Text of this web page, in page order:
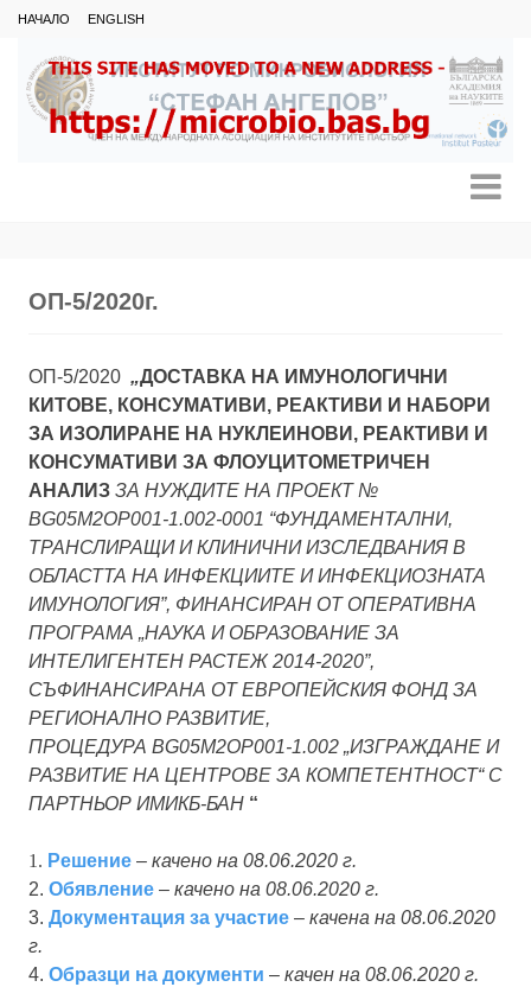
НАЧАЛО ENGLISH
ОП-5/2020г.
ОП-5/2020 „ДОСТАВКА НА ИМУНОЛОГИЧНИ
КИТОВЕ, КОНСУМАТИВИ, РЕАКТИВИ И НАБОРИ
ЗА ИЗОЛИРАНЕ НА НУКЛЕИНОВИ, РЕАКТИВИ И
КОНСУМАТИВИ ЗА ФЛОУЦИТОМЕТРИЧЕН
АНАЛИЗ ЗА НУЖДИТЕ НА ПРОЕКТ №
BG05M2OP001-1.002-0001 “ФУНДАМЕНТАЛНИ,
ТРАНСЛИРАЩИ И КЛИНИЧНИ ИЗСЛЕДВАНИЯ В
ОБЛАСТТА НА ИНФЕКЦИИТЕ И ИНФЕКЦИОЗНАТА
ИМУНОЛОГИЯ”, ФИНАНСИРАН ОТ ОПЕРАТИВНА
ПРОГРАМА „НАУКА И ОБРАЗОВАНИЕ ЗА
ИНТЕЛИГЕНТЕН РАСТЕЖ 2014-2020”,
СЪФИНАНСИРАНА ОТ ЕВРОПЕЙСКИЯ ФОНД ЗА
РЕГИОНАЛНО РАЗВИТИЕ,
ПРОЦЕДУРА BG05M2OP001-1.002 „ИЗГРАЖДАНЕ И
РАЗВИТИЕ НА ЦЕНТРОВЕ ЗА КОМПЕТЕНТНОСТ“ С
ПАРТНЬОР ИМИКБ-БАН “
1. Решение – качено на 08.06.2020 г.
2. Обявление – качено на 08.06.2020 г.
3. Документация за участие – качена на 08.06.2020
г.
4. Образци на документи – качен на 08.06.2020 г.